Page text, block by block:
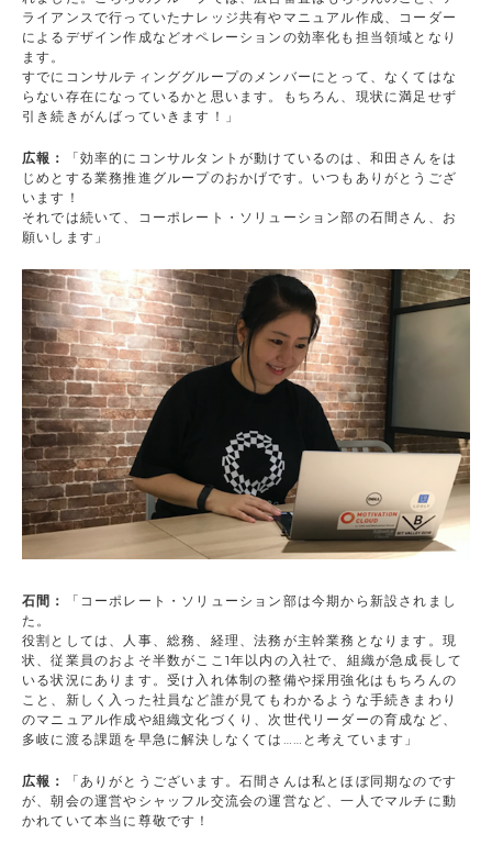
ライアンスで行っていたナレッジ共有やマニュアル作成、コーダー
によるデザイン作成などオペレーションの効率化も担当領域となり
ます。
すでにコンサルティンググループのメンバーにとって、なくてはな
らない存在になっているかと思います。もちろん、現状に満足せず
引き続きがんばっていきます！」
広報：
「効率的にコンサルタントが動けているのは、和田さんをは
じめとする業務推進グループのおかげです。いつもありがとうござ
います！
それでは続いて、コーポレート・ソリューション部の石間さん、お
願いします」
石間：
「コーポレート・ソリューション部は今期から新設されまし
た。
役割としては、人事、総務、経理、法務が主幹業務となります。現
状、従業員のおよそ半数がここ1年以内の入社で、組織が急成長して
いる状況にあります。受け入れ体制の整備や採用強化はもちろんの
こと、新しく入った社員など誰が見てもわかるような手続きまわり
のマニュアル作成や組織文化づくり、次世代リーダーの育成など、
多岐に渡る課題を早急に解決しなくては……と考えています」
広報：
「ありがとうございます。石間さんは私とほぼ同期なのです
が、朝会の運営やシャッフル交流会の運営など、一人でマルチに動
かれていて本当に尊敬です！